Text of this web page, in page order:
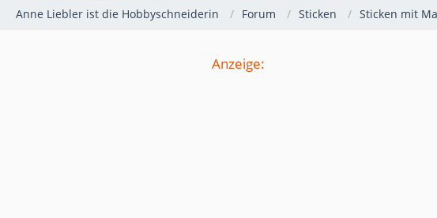
Anne Liebler ist die Hobbyschneiderin Forum Sticken Sticken mit
Anzeige: